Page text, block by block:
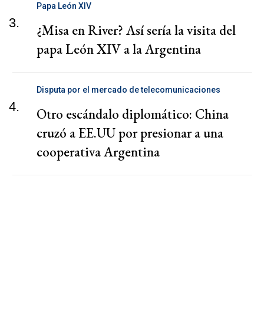
3.
Papa León XIV
¿Misa en River? Así sería la visita del
papa León XIV a la Argentina
4.
Disputa por el mercado de telecomunicaciones
Otro escándalo diplomático: China
cruzó a EE.UU por presionar a una
cooperativa Argentina